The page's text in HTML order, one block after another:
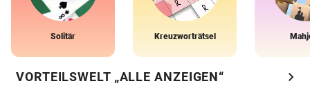
Solitär Kreuzworträtsel
VORTEILSWELT „ALLE ANZEIGEN“ chevron_right